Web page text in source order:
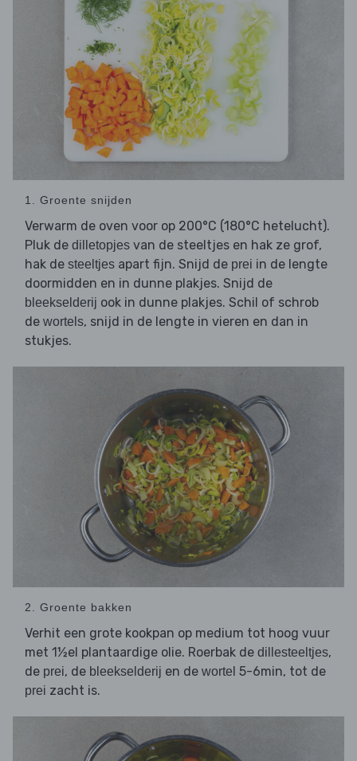
1. Groente snijden
Verwarm de oven voor op 200°C (180°C hetelucht).
Pluk de dilletopjes van de steeltjes en hak ze grof,
hak de steeltjes apart fijn. Snijd de prei in de lengte
doormidden en in dunne plakjes. Snijd de
bleekselderij ook in dunne plakjes. Schil of schrob
de wortels, snijd in de lengte in vieren en dan in
stukjes.
2. Groente bakken
Verhit een grote kookpan op medium tot hoog vuur
met 1½el plantaardige olie. Roerbak de dillesteeltjes,
de prei, de bleekselderij en de wortel 5-6min, tot de
prei zacht is.